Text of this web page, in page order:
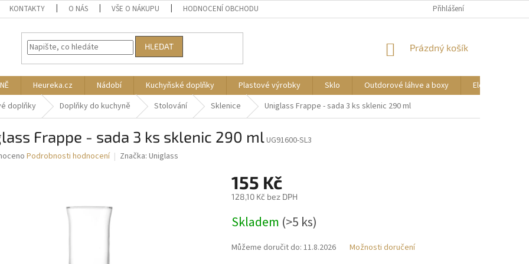
KONTAKTY O NÁS VŠE O NÁKUPU HODNOCENÍ OBCHODU OBCHODNÍ PODMÍNKY
Přihlášení
HLEDAT
NÁKUPNÍ
Prázdný košík
Heureka.cz Nádobí Kuchyňské doplňky Plastové výrobky Sklo Outdorové láhve a boxy
Elektrické
doplňky
Doplňky do kuchyně Stolování Sklenice Uniglass Frappe - sada 3 ks sklenic 290 ml
Frappe - sada 3 ks sklenic 290 mlUG91600-SL3
Podrobnosti hodnocení Značka: Uniglass
155 Kč
128,10 Kč bez DPH
cena:
Skladem (>5 ks)
Můžeme doručit do: 11.8.2026 Možnosti doručení